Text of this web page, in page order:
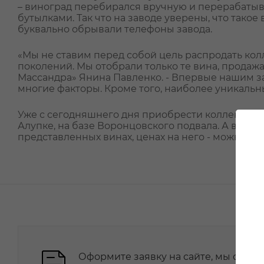
– виноград перебирался вручную и
бутылками. Так что на заводе уверены, что
буквально обрывали телефоны завода.
«Мы не ставим перед собой цель распродать
поколений. Мы отобрали только те вина,
Массандра» Янина Павленко. - Впервые нашим
многие факторы. Кроме того, наиболее
Уже с сегодняшнего дня приобрести
Алупке, на базе Воронцовского подвала. А в
представленных винах, ценах на него - можно
Оформите заявку на сайте, мы